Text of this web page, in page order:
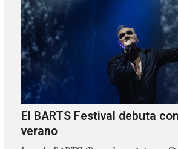
El BARTS Festival debuta
verano